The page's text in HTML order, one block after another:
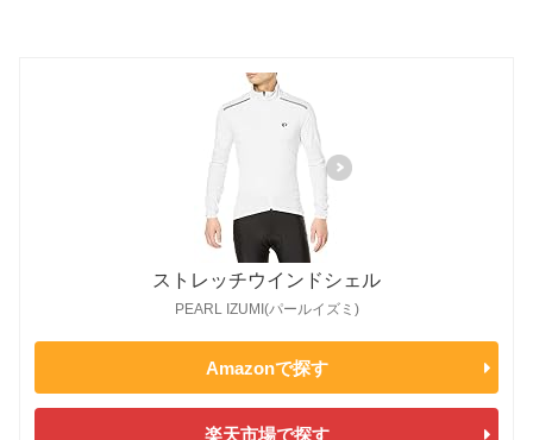
ストレッチウインドシェル
PEARL IZUMI(パールイズミ)
Amazonで探す
楽天市場で探す